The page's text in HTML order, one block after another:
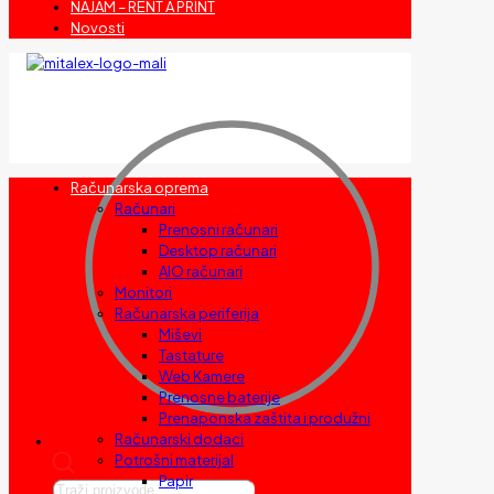
NAJAM – RENT A PRINT
Novosti
Products
Računarska oprema
Računari
Prenosni računari
Desktop računari
AIO računari
Monitori
Računarska periferija
Miševi
Tastature
Web Kamere
Prenosne baterije
Prenaponska zaštita i produžni
Računarski dodaci
Potrošni materijal
Papir